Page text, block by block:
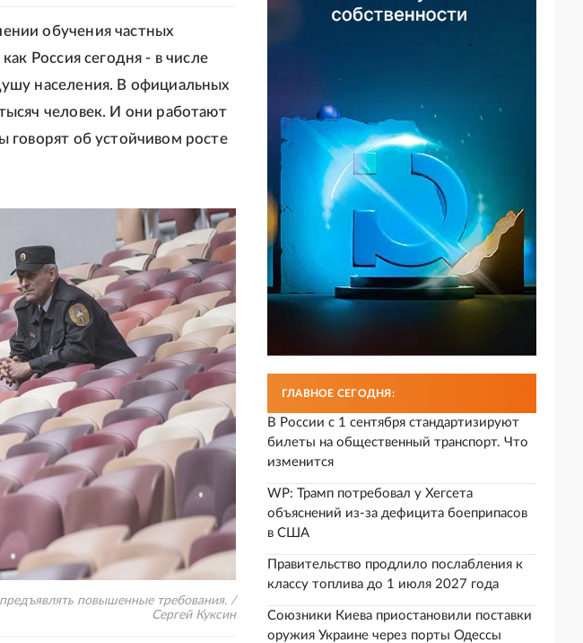
обучения частных
Россия сегодня - в числе
населения. В официальных
человек. И они работают
говорят об устойчивом росте
повышенные требования. /
Сергей Куксин
ГЛАВНОЕ СЕГОДНЯ:
В России с 1 сентября стандартизируют
билеты на общественный транспорт. Что
изменится
WP: Трамп потребовал у Хегсета
объяснений из-за дефицита боеприпасов
в США
Правительство продлило послабления к
классу топлива до 1 июля 2027 года
Союзники Киева приостановили поставки
оружия Украине через порты Одессы